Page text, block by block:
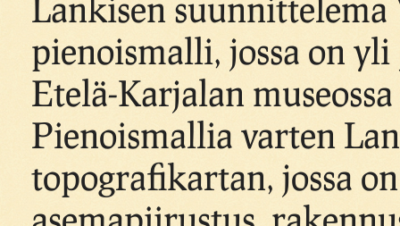
pienoismalli, jossa on
Etelä-Karjalan
Pienoismallia varten
topografikartan, jossa